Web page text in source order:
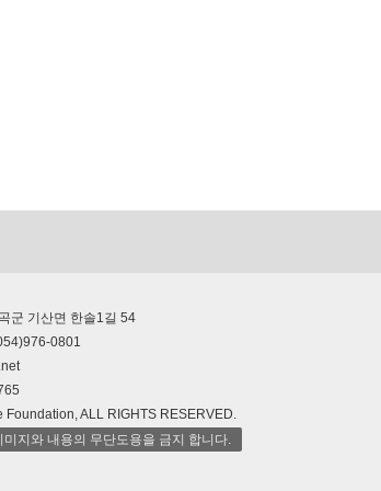
군 기산면 한솔1길 54
0801
Foundation, ALL RIGHTS RESERVED.
지와 내용의 무단도용을 금지 합니다.